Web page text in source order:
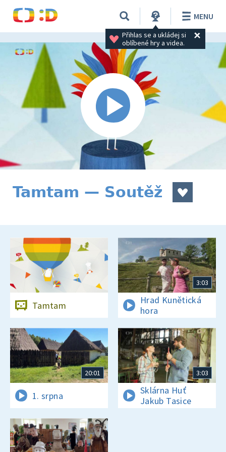
Přihlas se a ukládej si
oblíbené hry a videa.
MENU
Tamtam — Soutěž
Tamtam
3:03
Hrad Kunětická
hora
20:01
1. srpna
3:03
Sklárna Huť
Jakub Tasice